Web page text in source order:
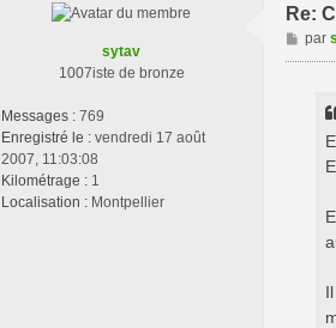
sytav
1007iste de bronze
Messages : 769
Enregistré le : vendredi 17 août
2007, 11:03:08
Kilométrage : 1
Localisation : Montpellier
Re:
M
e
par